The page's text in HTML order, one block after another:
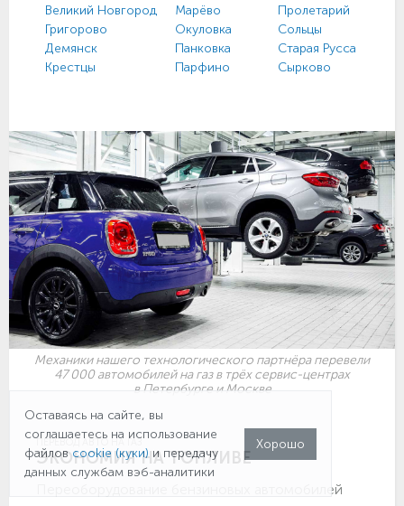
Великий Новгород
Григорово
Демянск
Крестцы
Марёво
Окуловка
Панковка
Парфино
Пролетарий
Сольцы
Старая Русса
Сырково
Механики нашего технологического партнёра перевели
47 000 автомобилей на газ в трёх сервис-центрах
в Петербурге и Москве
ПЕРЕВОД АВТО НА ГАЗ
ЭКОНОМИЯ НА ТОПЛИВЕ
Переоборудование бензиновых автомобилей
Оставаясь на сайте, вы
соглашаетесь на использование
файловcookie (куки)и передачу
данных службам вэб-аналитики
Хорошо